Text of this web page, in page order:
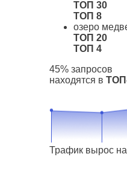
ТОП 30
ТОП 8
озеро
ТОП 20
ТОП 4
45% запросов
находятся в
Трафик вырос